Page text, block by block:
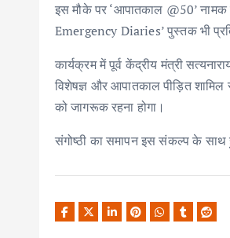
इस मौके पर ‘आपातकाल @50’ नामक
Emergency Diaries’ पुस्तक भी
कार्यक्रम में पूर्व केंद्रीय मंत्री
विशेषज्ञ और आपातकाल पीड़ित
को जागरूक रहना होगा।
संगोष्ठी का समापन इस संकल्प के